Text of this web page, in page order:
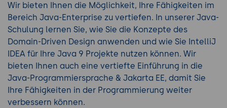
Wir bieten Ihnen die Möglichkeit, Ihre Fähigkeiten im
Bereich Java-Enterprise zu vertiefen. In unserer Java-
Schulung lernen Sie, wie Sie die Konzepte des
Domain-Driven Design anwenden und wie Sie IntelliJ
IDEA für Ihre Java 9 Projekte nutzen können. Wir
bieten Ihnen auch eine vertiefte Einführung in die
Java-Programmiersprache & Jakarta EE, damit Sie
Ihre Fähigkeiten in der Programmierung weiter
verbessern können.